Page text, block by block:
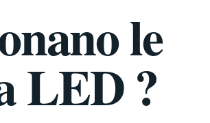
le
LED ?